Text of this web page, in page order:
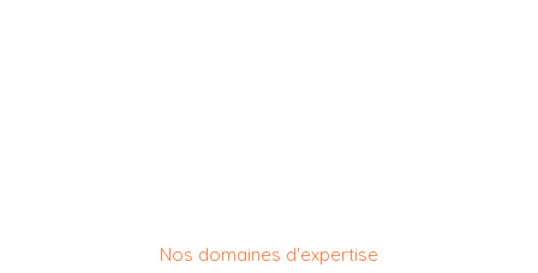
Nos domaines d'expertise